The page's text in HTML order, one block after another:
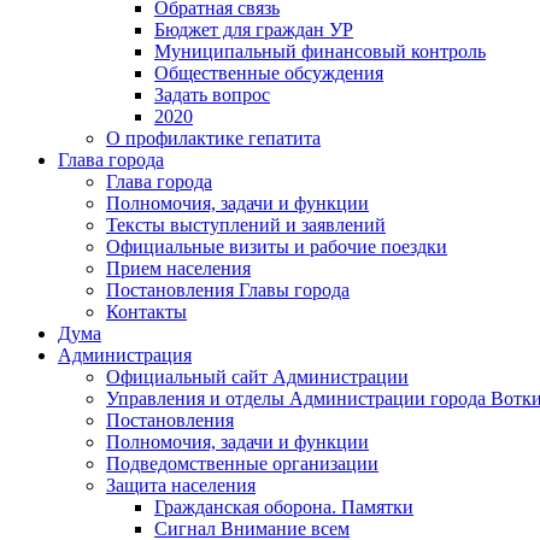
Обратная связь
Бюджет для граждан УР
Муниципальный финансовый контроль
Общественные обсуждения
Задать вопрос
2020
О профилактике гепатита
Глава города
Глава города
Полномочия, задачи и функции
Тексты выступлений и заявлений
Официальные визиты и рабочие поездки
Прием населения
Постановления Главы города
Контакты
Дума
Администрация
Официальный сайт Администрации
Управления и отделы Администрации города
Постановления
Полномочия, задачи и функции
Подведомственные организации
Защита населения
Гражданская оборона. Памятки
Сигнал Внимание всем